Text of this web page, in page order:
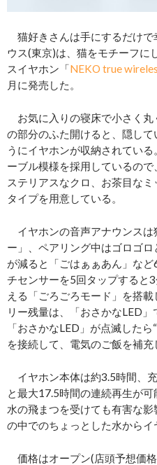
猫好きさんは手にするだけで
ウス(東京)は、猫をモチーフに
スイヤホン「NEKO true
月に発売した。
お気に入りの寝床で小さく丸
の部分のふた開けると、隠し
うにイヤホンが収納されてい
ーブル模様を採用しているの
ステリアスなクロ、お茶目な
タイプを用意している。
イヤホンの音声アナウンスは
ー」、ペアリング中はゴロゴ
が減ると「ごはぁぁあん」な
チセンサーを5回タップすると
える「ごろごろモード」を搭
リー残量は、「おさかなLED
「おさかなLED」が点滅した
を接続して、電気のご飯を補充
イヤホン本体は約3.5時間、
と最大17.5時間の連続再生が
水の飛まつを受けても有害な
の中でのちょっとした水からイ
価格はオープン(店頭予想価